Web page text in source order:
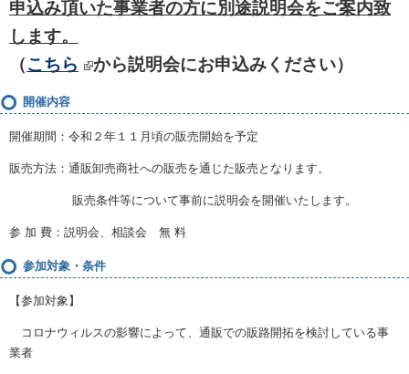
申込み頂いた事業者の方に別途説明会をご案内致
します。
（こちら から説明会にお申込みください）
開催内容
開催期間：令和２年１１月頃の販売開始を予定
販売方法：通販卸売商社への販売を通じた販売となります。
販売条件等について事前に説明会を開催いたします。
参 加 費：説明会、相談会 無 料
参加対象・条件
【参加対象】
コロナウィルスの影響によって、通販での販路開拓を検討している事
業者